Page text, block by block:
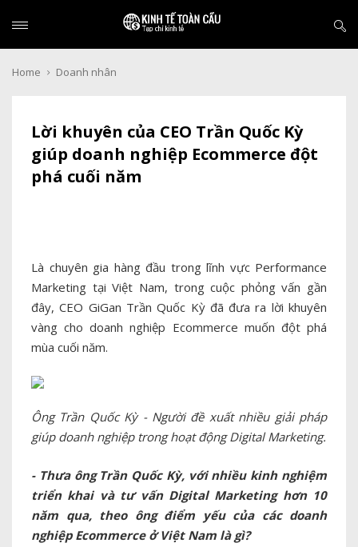
Home Doanh nhân
Lời khuyên của CEO Trần Quốc Kỳ
giúp doanh nghiệp Ecommerce đột
phá cuối năm
Là chuyên gia hàng đầu trong lĩnh vực Performance
Marketing tại Việt Nam, trong cuộc phỏng vấn gần
đây, CEO GiGan Trần Quốc Kỳ đã đưa ra lời khuyên
vàng cho doanh nghiệp Ecommerce muốn đột phá
mùa cuối năm.
Ông Trần Quốc Kỳ - Người đề xuất nhiều giải pháp
giúp doanh nghiệp trong hoạt động Digital Marketing.
- Thưa ông Trần Quốc Kỳ, với nhiều kinh nghiệm
triển khai và tư vấn Digital Marketing hơn 10
năm qua, theo ông điểm yếu của các doanh
nghiệp Ecommerce ở Việt Nam là gì?